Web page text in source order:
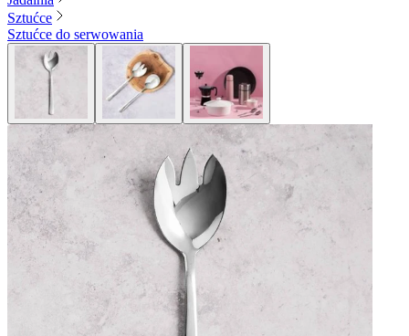
Sztućce
Sztućce do serwowania